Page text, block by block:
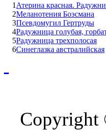
1 Атерина красная.
2Меланотения Боэсмана
3Псевдомугил Гертруды
4Радужница голубая,
5Радужница трехполосая
6Синеглазка австралийская
Copyright